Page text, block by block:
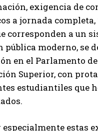
exigencia de
a jornada
corresponden a un
pública moderno, se
en el Parlamento
Superior, con
estudiantiles que
especialmente estas